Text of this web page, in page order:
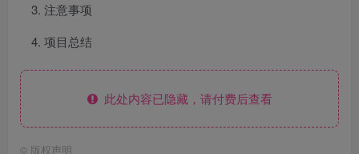
注意事项
项目总结
此处内容已隐藏，请付费后查看
© 版权声明